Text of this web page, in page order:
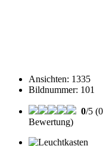
Ansichten: 1335
Bildnummer: 101
0/5 (0
Bewertung)